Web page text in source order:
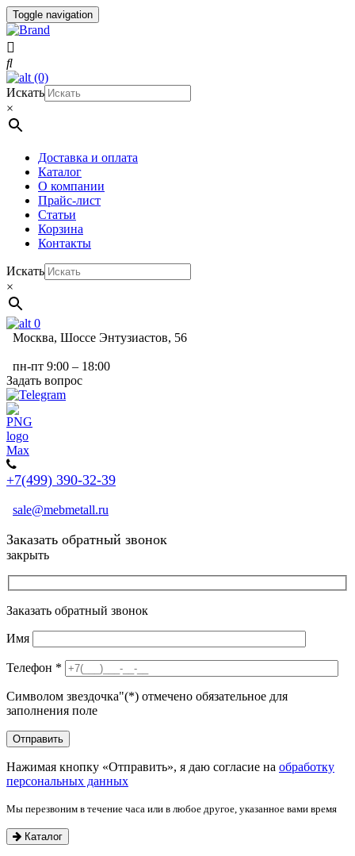
Toggle navigation
(0)
Искать
×
Доставка и оплата
Каталог
О компании
Прайс-лист
Статьи
Корзина
Контакты
Искать
×
0
Москва, Шоссе Энтузиастов, 56
пн-пт 9:00 – 18:00
Задать вопрос
+7(499) 390-32-39
sale@mebmetall.ru
Заказать обратный звонок
закрыть
Заказать обратный звонок
Имя
Телефон *
Символом звездочка"(*) отмечено обязательное для
заполнения поле
Нажимая кнопку «Отправить», я даю согласие на обработку
персональных данных
Мы перезвоним в течение часа или в любое другое, указанное вами время
Каталог